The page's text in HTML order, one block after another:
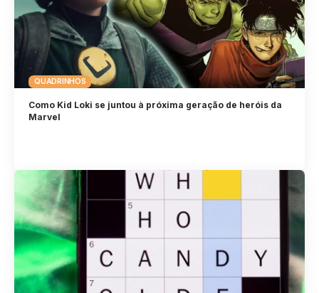
QUADRINHOS
Como Kid Loki se juntou à próxima geração de heróis da
Marvel